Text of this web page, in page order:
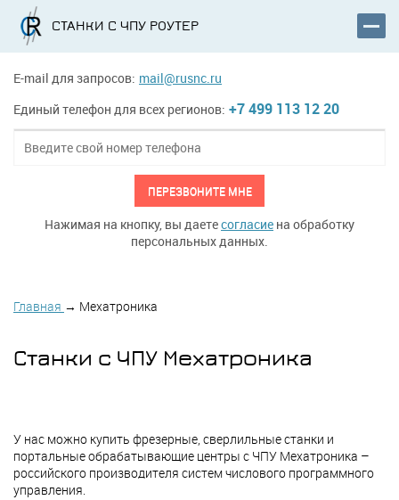
СТАНКИ С ЧПУ РОУТЕР
E-mail для запросов: mail@rusnc.ru
Единый телефон для всех регионов: +7 499 113 12 20
ПЕРЕЗВОНИТЕ МНЕ
Нажимая на кнопку, вы даетесогласие на обработку
персональных данных.
Главная → Мехатроника
Станки с ЧПУ Мехатроника
У нас можно купить фрезерные, сверлильные станки и
портальные обрабатывающие центры с ЧПУ Мехатроника –
российского производителя систем числового программного
управления.